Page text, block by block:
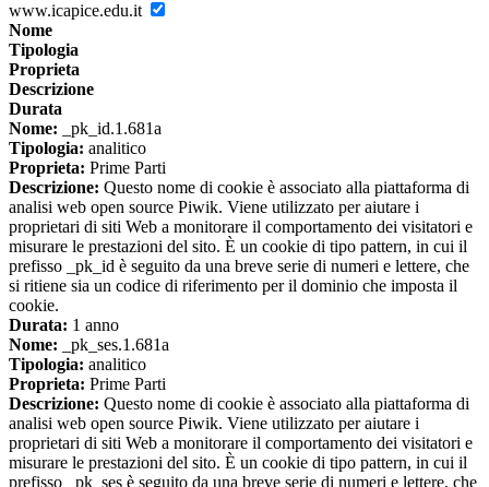
www.icapice.edu.it
Nome
Tipologia
Proprieta
Descrizione
Durata
Nome: _pk_id.1.681a
Tipologia: analitico
Proprieta: Prime Parti
Descrizione: Questo nome di cookie è associato alla piattaforma di
analisi web open source Piwik. Viene utilizzato per aiutare i
proprietari di siti Web a monitorare il comportamento dei visitatori e
misurare le prestazioni del sito. È un cookie di tipo pattern, in cui il
prefisso _pk_id è seguito da una breve serie di numeri e lettere, che
si ritiene sia un codice di riferimento per il dominio che imposta il
cookie.
Durata: 1 anno
Nome: _pk_ses.1.681a
Tipologia: analitico
Proprieta: Prime Parti
Descrizione: Questo nome di cookie è associato alla piattaforma di
analisi web open source Piwik. Viene utilizzato per aiutare i
proprietari di siti Web a monitorare il comportamento dei visitatori e
misurare le prestazioni del sito. È un cookie di tipo pattern, in cui il
prefisso _pk_ses è seguito da una breve serie di numeri e lettere, che